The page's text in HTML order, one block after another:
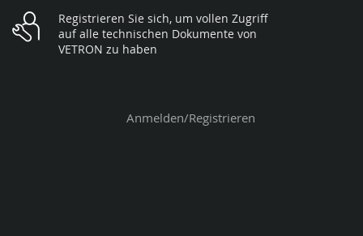
Registrieren Sie sich, um vollen Zugriff
auf alle technischen Dokumente von
VETRON zu haben
Anmelden/Registrieren